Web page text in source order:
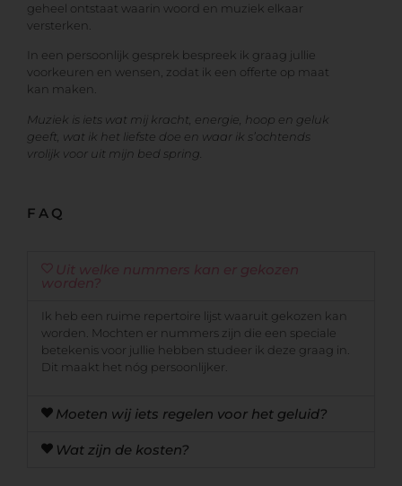
geheel ontstaat waarin woord en muziek elkaar
versterken.
In een persoonlijk gesprek bespreek ik graag jullie
voorkeuren en wensen, zodat ik een offerte op maat
kan maken.
Muziek is iets wat mij kracht, energie, hoop en geluk
geeft, wat ik het liefste doe en waar ik s’ochtends
vrolijk voor uit mijn bed spring.
FAQ
Uit welke nummers kan er gekozen
worden?
Ik heb een ruime repertoire lijst waaruit gekozen kan
worden. Mochten er nummers zijn die een speciale
betekenis voor jullie hebben studeer ik deze graag in.
Dit maakt het nóg persoonlijker.
Moeten wij iets regelen voor het geluid?
Wat zijn de kosten?